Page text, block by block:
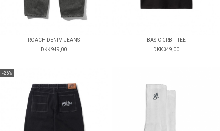
ROACH DENIM JEANS
DKK 949,00
BASIC ORBIT TEE
DKK 349,00
-26%